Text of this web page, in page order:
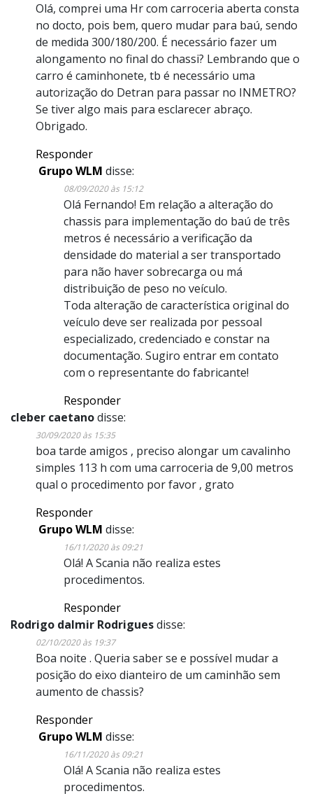
Olá, comprei uma Hr com carroceria aberta consta
no docto, pois bem, quero mudar para baú, sendo
de medida 300/180/200. É necessário fazer um
alongamento no final do chassi? Lembrando que o
carro é caminhonete, tb é necessário uma
autorização do Detran para passar no INMETRO?
Se tiver algo mais para esclarecer abraço.
Obrigado.
Responder
Grupo WLM disse:
08/09/2020 às 15:12
Olá Fernando! Em relação a alteração do
chassis para implementação do baú de três
metros é necessário a verificação da
densidade do material a ser transportado
para não haver sobrecarga ou má
distribuição de peso no veículo.
Toda alteração de característica original do
veículo deve ser realizada por pessoal
especializado, credenciado e constar na
documentação. Sugiro entrar em contato
com o representante do fabricante!
Responder
cleber caetanodisse:
30/09/2020 às 15:35
boa tarde amigos , preciso alongar um cavalinho
simples 113 h com uma carroceria de 9,00 metros
qual o procedimento por favor , grato
Responder
Grupo WLM disse:
16/11/2020 às 09:21
Olá! A Scania não realiza estes
procedimentos.
Responder
Rodrigo dalmir Rodriguesdisse:
02/10/2020 às 19:37
Boa noite . Queria saber se e possível mudar a
posição do eixo dianteiro de um caminhão sem
aumento de chassis?
Responder
Grupo WLM disse:
16/11/2020 às 09:21
Olá! A Scania não realiza estes
procedimentos.